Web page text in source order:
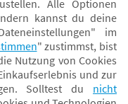
. Der dargestellte Preis gilt -
Onlineshop oder bei